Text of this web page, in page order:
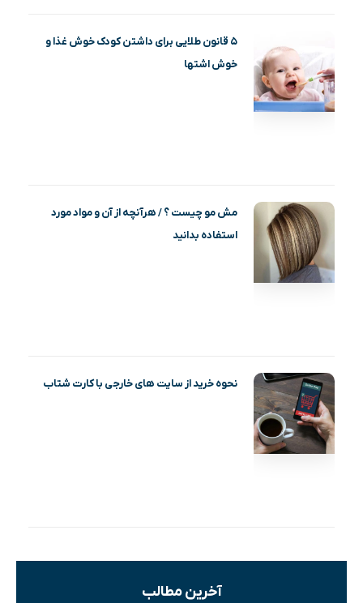
۵ قانون طلایی برای داشتن کودک خوش غذا و
خوش اشتها
مش مو چیست ؟ / هرآنچه از آن و مواد مورد
استفاده بدانید
نحوه خرید از سایت های خارجی با کارت شتاب
آخرین مطالب